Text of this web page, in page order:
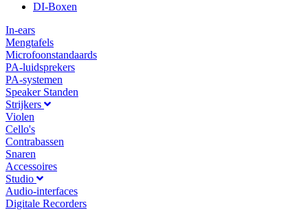
DI-Boxen
In-ears
Mengtafels
Microfoonstandaards
PA-luidsprekers
PA-systemen
Speaker Standen
Strijkers
Violen
Cello's
Contrabassen
Snaren
Accessoires
Studio
Audio-interfaces
Digitale Recorders